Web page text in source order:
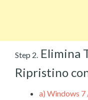
Step 2. Elimina
Ripristino
a) Windows 7